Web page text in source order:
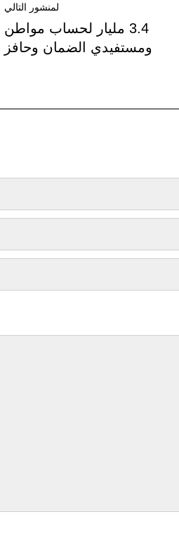
لمنشور التالي
لمنشور
التالي
3.4 مليار لحساب مواطن
ومستفيدي الضمان وحافز